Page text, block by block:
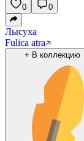
0 0
Лысуха
Fulica atra
+ В коллекцию